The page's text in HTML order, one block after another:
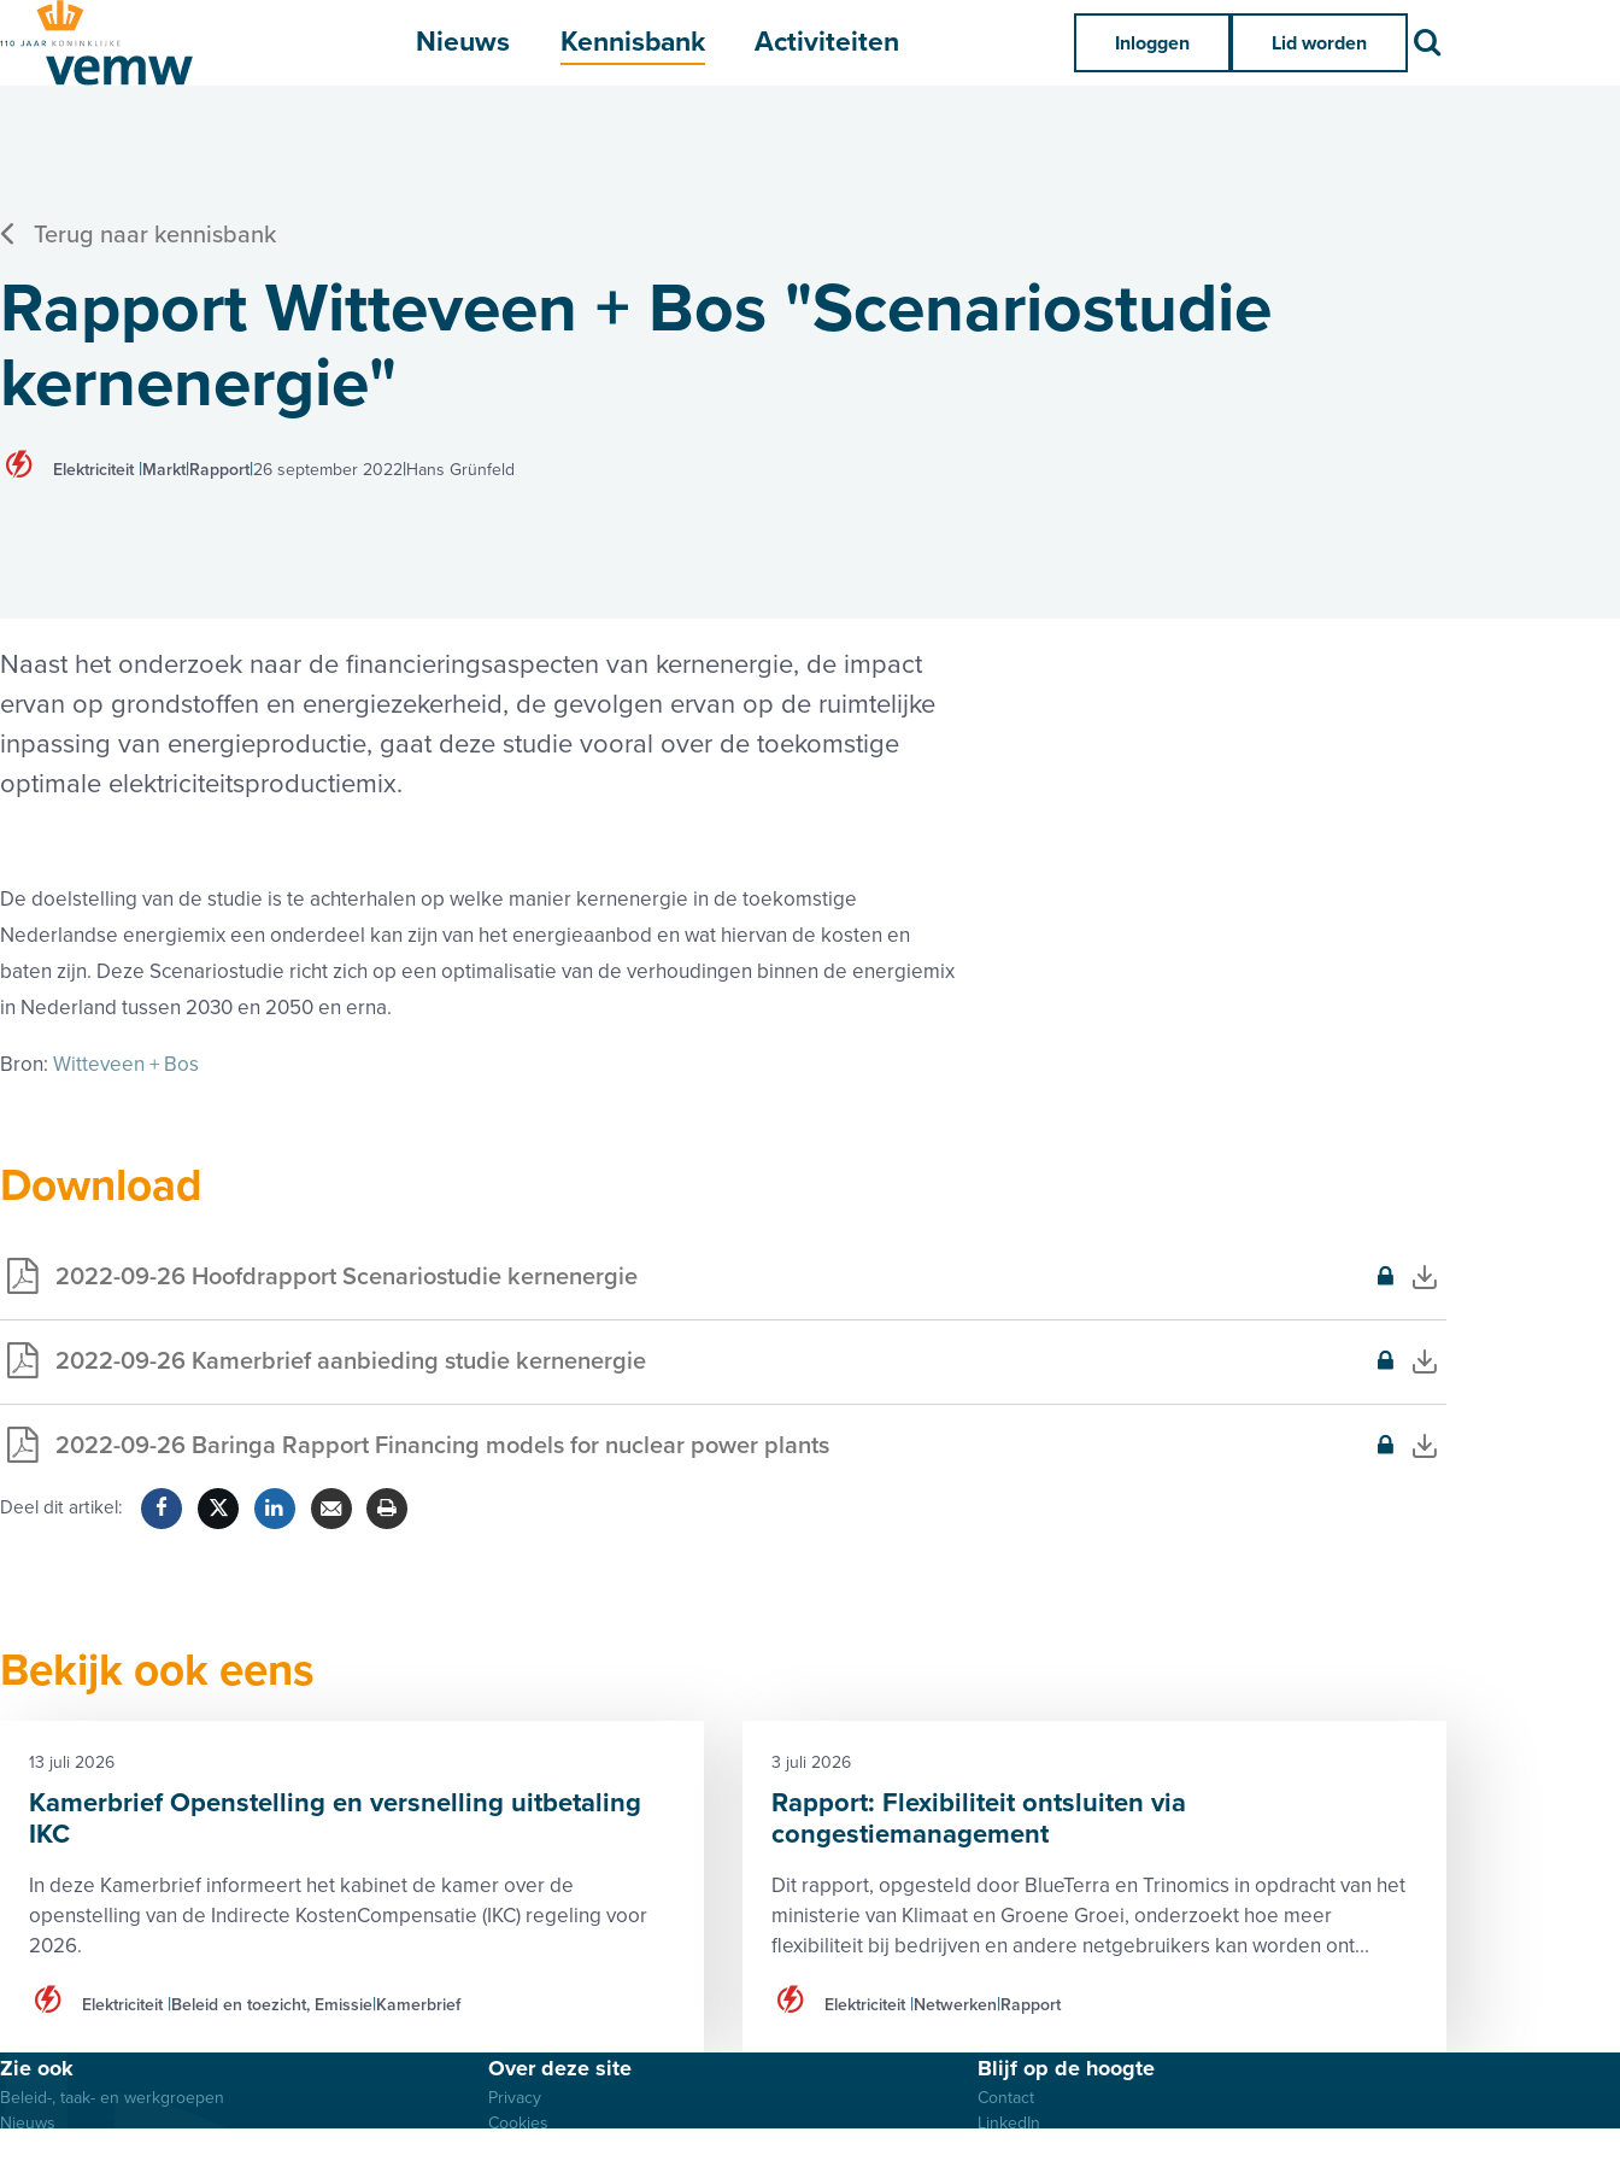
Nieuws Kennisbank Activiteiten Inloggen Lid worden
Terug naar kennisbank
Rapport Witteveen + Bos "Scenariostudie
kernenergie"
Elektriciteit Markt Rapport 26 september 2022 Hans Grünfeld
Naast het onderzoek naar de financieringsaspecten van kernenergie, de impact
ervan op grondstoffen en energiezekerheid, de gevolgen ervan op de ruimtelijke
inpassing van energieproductie, gaat deze studie vooral over de toekomstige
optimale elektriciteitsproductiemix.
De doelstelling van de studie is te achterhalen op welke manier kernenergie in de toekomstige
Nederlandse energiemix een onderdeel kan zijn van het energieaanbod en wat hiervan de kosten en
baten zijn. Deze Scenariostudie richt zich op een optimalisatie van de verhoudingen binnen de energiemix
in Nederland tussen 2030 en 2050 en erna.
Bron: Witteveen + Bos
Download
2022-09-26 Hoofdrapport Scenariostudie kernenergie
Exclusief
voor
leden2022-09-26 Kamerbrief aanbieding studie kernenergie
Exclusief
voor
leden2022-09-26 Baringa Rapport Financing models for nuclear power plants
Exclusief
voor
Deel dit artikel:
Bekijk ook eens
Kamerbrief Openstelling en versnelling uitbetaling
IKC
In deze Kamerbrief informeert het kabinet de kamer over de
openstelling van de Indirecte KostenCompensatie (IKC) regeling voor
2026.
13 juli 2026
Elektriciteit Beleid en toezicht, Emissie Kamerbrief
Rapport: Flexibiliteit ontsluiten via
congestiemanagement
Dit rapport, opgesteld door BlueTerra en Trinomics in opdracht van het
ministerie van Klimaat en Groene Groei, onderzoekt hoe meer
flexibiliteit bij bedrijven en andere netgebruikers kan worden ont...
3 juli 2026
Elektriciteit Netwerken Rapport
Footer
menu
Zie ook
Beleid-, taak- en werkgroepen
Nieuws
Over deze site
Privacy
Cookies
Blijf op de hoogte
Contact
LinkedIn